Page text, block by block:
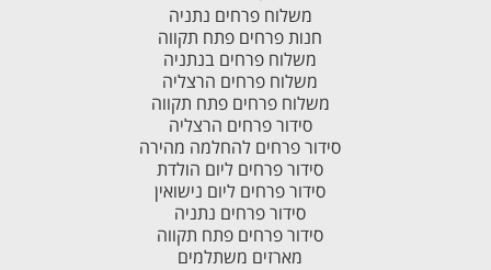
משלוח פרחים נתניה
חנות פרחים פתח תקווה
משלוח פרחים בנתניה
משלוח פרחים הרצליה
משלוח פרחים פתח תקווה
סידור פרחים הרצליה
סידור פרחים להחלמה מהירה
סידור פרחים ליום הולדת
סידור פרחים ליום נישואין
סידור פרחים נתניה
סידור פרחים פתח תקווה
מארזים משתלמים